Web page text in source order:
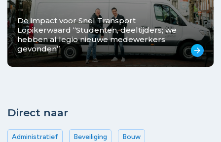
De impact voor Snel Transport
Lopikerwaard “Studenten, deeltijders; we
hebben al legio nieuwe medewerkers
gevonden’’
arrow_forward
Direct naar
Administratief Beveiliging Bouw